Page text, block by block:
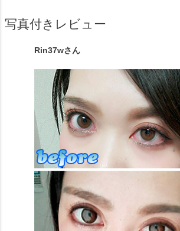
写真付きレビュー
Rin37wさん